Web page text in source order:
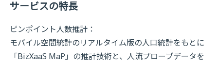
サービスの特長
ピンポイント人数推計：
モバイル空間統計のリアルタイム版の人口統計をもとに
「BizXaaS MaP」の推計技術と、人流プローブデータを